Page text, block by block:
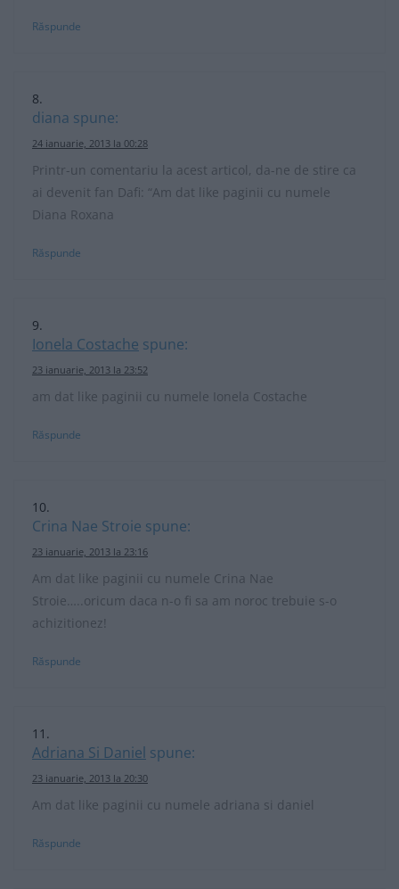
Răspunde
diana spune:
24 ianuarie, 2013 la 00:28
Printr-un comentariu la acest articol, da-ne de stire ca
ai devenit fan Dafi: “Am dat like paginii cu numele
Diana Roxana
Răspunde
Ionela Costache spune:
23 ianuarie, 2013 la 23:52
am dat like paginii cu numele Ionela Costache
Răspunde
Crina Nae Stroie spune:
23 ianuarie, 2013 la 23:16
Am dat like paginii cu numele Crina Nae
Stroie…..oricum daca n-o fi sa am noroc trebuie s-o
achizitionez!
Răspunde
Adriana Si Daniel spune:
23 ianuarie, 2013 la 20:30
Am dat like paginii cu numele adriana si daniel
Răspunde